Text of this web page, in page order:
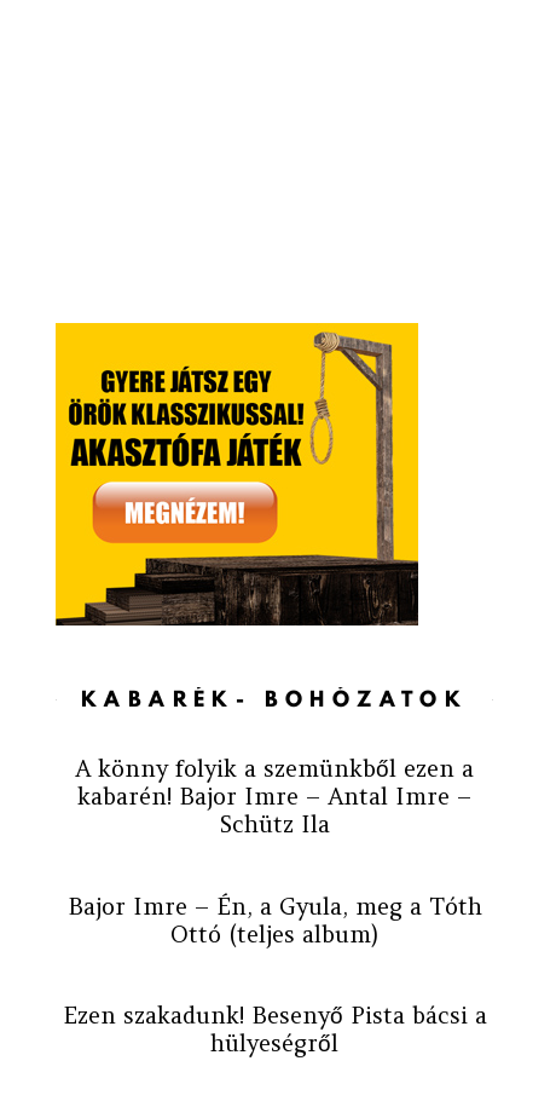
KABARÉK- BOHÓZATOK
A könny folyik a szemünkből ezen a
kabarén! Bajor Imre – Antal Imre –
Schütz Ila
Bajor Imre – Én, a Gyula, meg a Tóth
Ottó (teljes album)
Ezen szakadunk! Besenyő Pista bácsi a
hülyeségről